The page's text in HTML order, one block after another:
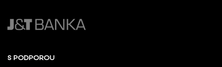
S PODPOROU